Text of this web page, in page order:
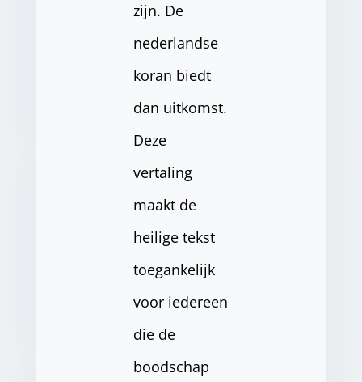
zijn. De
nederlandse
koran biedt
dan uitkomst.
Deze
vertaling
maakt de
heilige tekst
toegankelijk
voor iedereen
die de
boodschap